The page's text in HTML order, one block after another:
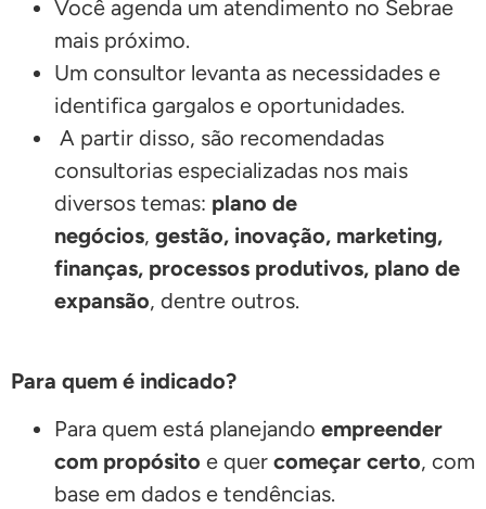
Você agenda um atendimento no Sebrae
mais próximo.
Um consultor levanta as necessidades e
identifica gargalos e oportunidades.
A partir disso, são recomendadas
consultorias especializadas nos mais
diversos temas: plano de
negócios, gestão, inovação, marketing,
finanças, processos produtivos, plano de
expansão, dentre outros.
Para quem é indicado?
Para quem está planejando empreender
com propósito e quer começar certo, com
base em dados e tendências.